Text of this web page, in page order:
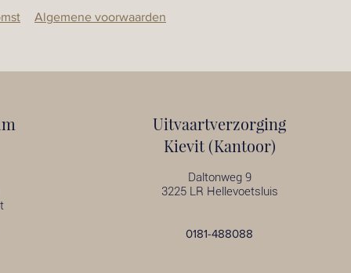
Algemene voorwaarden
Uitvaartverzorging
Kievit (Kantoor)
Daltonweg 9
3225 LR Hellevoetsluis
0181-488088